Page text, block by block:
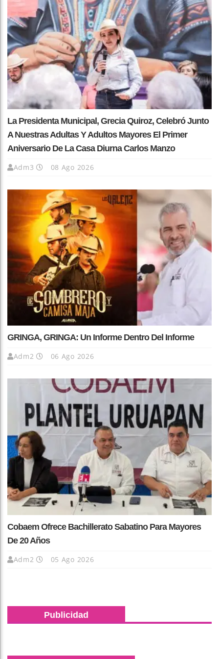
La Presidenta Municipal, Grecia Quiroz, Celebró Junto
A Nuestras Adultas Y Adultos Mayores El Primer
Aniversario De La Casa Diurna Carlos Manzo
Adm3 08 Ago 2026
GRINGA, GRINGA: Un Informe Dentro Del Informe
Adm2 06 Ago 2026
Cobaem Ofrece Bachillerato Sabatino Para Mayores
De 20 Años
Adm2 05 Ago 2026
Publicidad